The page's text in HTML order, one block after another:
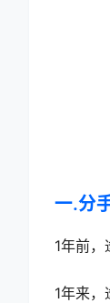
一.分
1年前，
1年来